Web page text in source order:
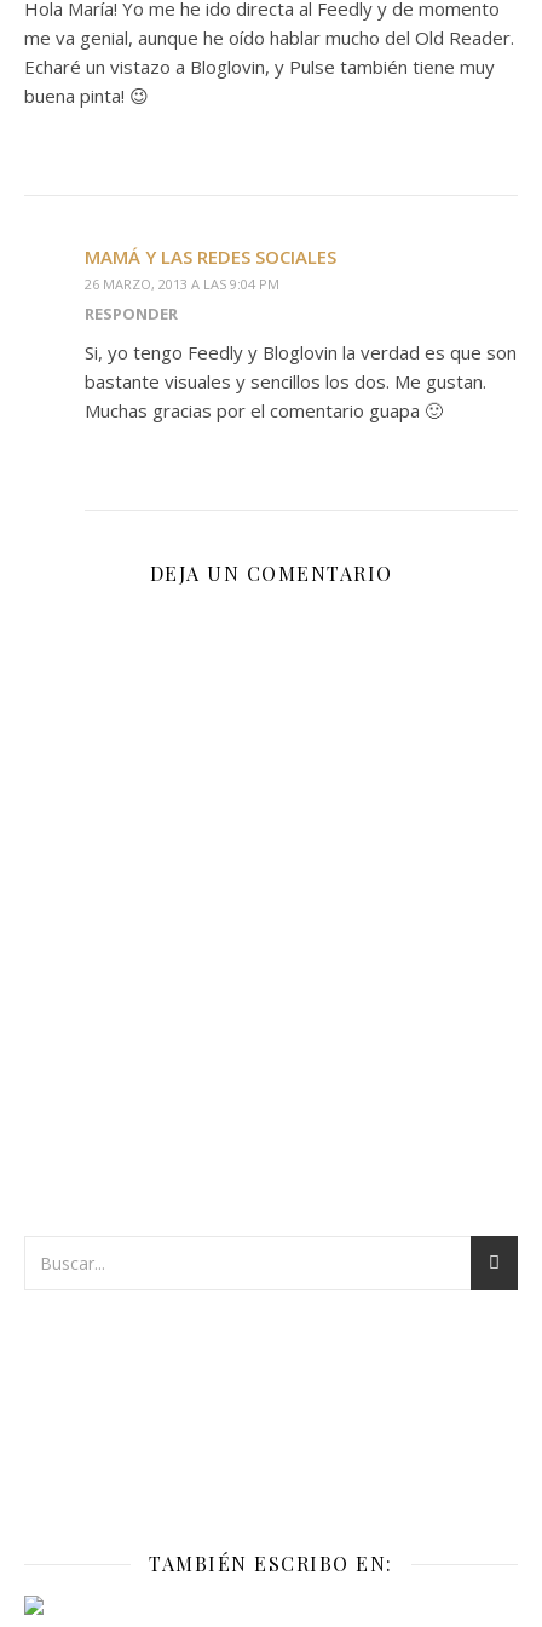
Hola María! Yo me he ido directa al Feedly y de momento
me va genial, aunque he oído hablar mucho del Old Reader.
Echaré un vistazo a Bloglovin, y Pulse también tiene muy
buena pinta! 😉
MAMÁ Y LAS REDES SOCIALES
26 MARZO, 2013 A LAS 9:04 PM
RESPONDER
Si, yo tengo Feedly y Bloglovin la verdad es que son
bastante visuales y sencillos los dos. Me gustan.
Muchas gracias por el comentario guapa 🙂
DEJA UN COMENTARIO
TAMBIÉN ESCRIBO EN: